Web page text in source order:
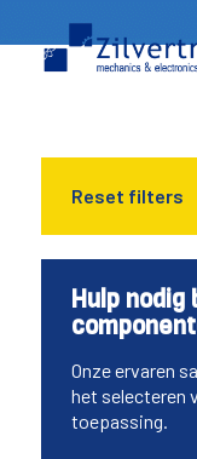
Reset filters
Hulp
Onze ervaren
het selecteren
toepassing.